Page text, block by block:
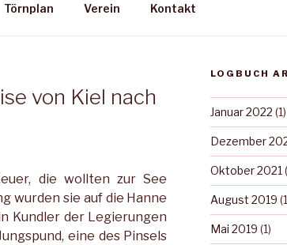
Törnplan Verein Kontakt
von Kiel nach
die wollten zur See
wurden sie auf die Hanne
Kundler der Legierungen
eine des Pinsels
LOGBUCH
Januar 2022 (1)
Dezember
Oktober 2021
August 2019
Mai 2019 (1)